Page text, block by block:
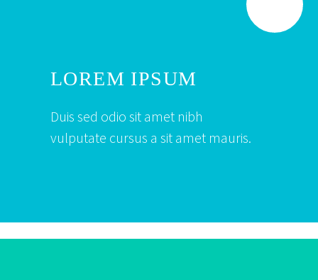
LOREM IPSUM
Duis sed odio sit amet nibh
vulputate cursus a sit amet mauris.